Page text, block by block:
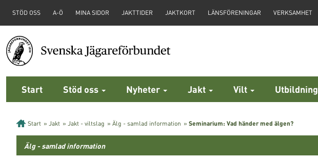
STÖD OSS A-Ö MINA SIDOR JAKTTIDER JAKTKORT LÄNSFÖRENINGAR VERKSAMHET
Start Stöd oss Nyheter Jakt Vilt Utbildning
Start » Jakt » Jakt - viltslag » Älg - samlad information » Seminarium: Vad händer med älgen?
Älg - samlad information